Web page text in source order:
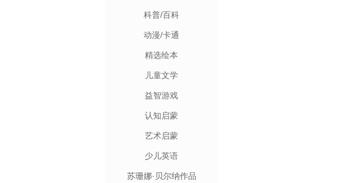
科普/百科
动漫/卡通
精选绘本
儿童文学
益智游戏
认知启蒙
艺术启蒙
少儿英语
苏珊娜·贝尔纳作品